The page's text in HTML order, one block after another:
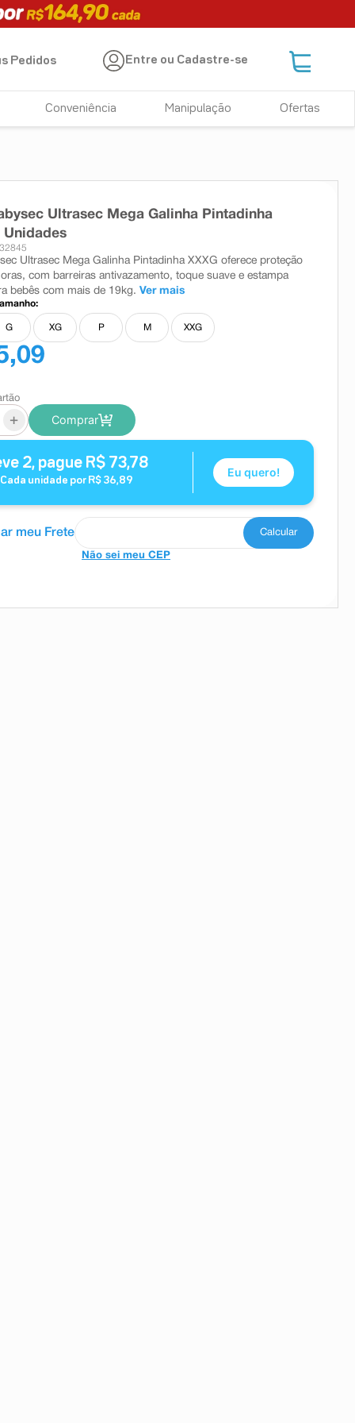
Pedidos Entre ou Cadastre-se
Conveniência Manipulação Ofertas
Ultrasec Mega Galinha Pintadinha
Unidades
Ultrasec Mega Galinha Pintadinha XXXG oferece proteção
com barreiras antivazamento, toque suave e estampa
bebês com mais de 19kg. Ver mais
G XG P M XXG
+ Comprar
2, pague R$ 73,78
Cada unidade por R$ 36,89
Eu quero!
Não sei meu CEP